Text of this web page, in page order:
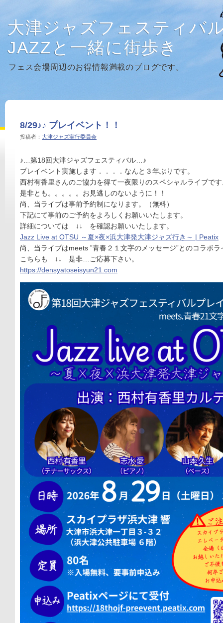
大津ジャズフェスティバ
JAZZと一緒に街歩き
フェス会場周辺のお得情報満載のブログです。
8/29♪♪ プレイベント！！
投稿者： 大津ジャズ実行委員会
♪…第18回大津ジャズフェスティバル…♪
プレイベント実施します．．．．なんと３年ぶりです。
西村有香里さんのご協力を得て一夜限りのスペシャルライブで
是非とも。。。。。お見逃しのないように！！
尚、当ライブは事前予約制になります。（無料）
下記にて事前のご予約をよろしくお願いいたします。
詳細については ↓↓ を確認お願いいたします。
Jazz Live at OTSU ～夏×夜×浜大津発大津ジャズ行き～ | Peatix
尚、当ライブはmeets ”青春２１文字のメッセージ”とのコラボラ
こちらも ↓↓ 是非…ご応募下さい。
https://densyatoseisyun21.com